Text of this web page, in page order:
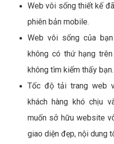
Web vôi sống thiết kế
phiên bản mobile.
Web vôi sống của
không có thứ hạng
không tìm kiếm thấy bạn.
Tốc độ tải trang web
khách hàng khó chịu
muốn sở hữu website
giao diện đẹp, nội dung